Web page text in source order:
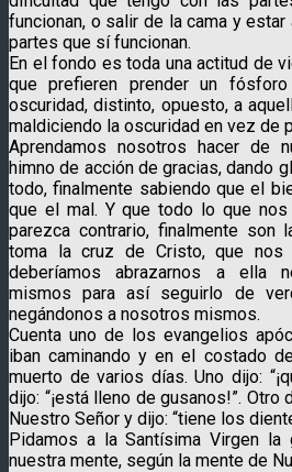
funcionan, o salir de la cama y
partes que sí funcionan.
En el fondo es toda una actitud de
que prefieren prender un
oscuridad, distinto, opuesto, a
maldiciendo la oscuridad en vez de
Aprendamos nosotros hacer de
himno de acción de gracias, dando
todo, finalmente sabiendo que el
que el mal. Y que todo lo que nos
parezca contrario, finalmente son
toma la cruz de Cristo, que nos
deberíamos abrazarnos a ella
mismos para así seguirlo de
negándonos a nosotros mismos.
Cuenta uno de los evangelios
iban caminando y en el costado
muerto de varios días. Uno dijo:
dijo: “¡está lleno de gusanos!”. Otro
Nuestro Señor y dijo: “tiene los
Pidamos a la Santísima Virgen la
nuestra mente, según la mente de